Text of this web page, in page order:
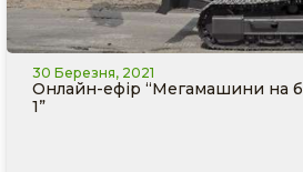
30 Березня, 2021
Онлайн-ефір “Мегамашини на
1”